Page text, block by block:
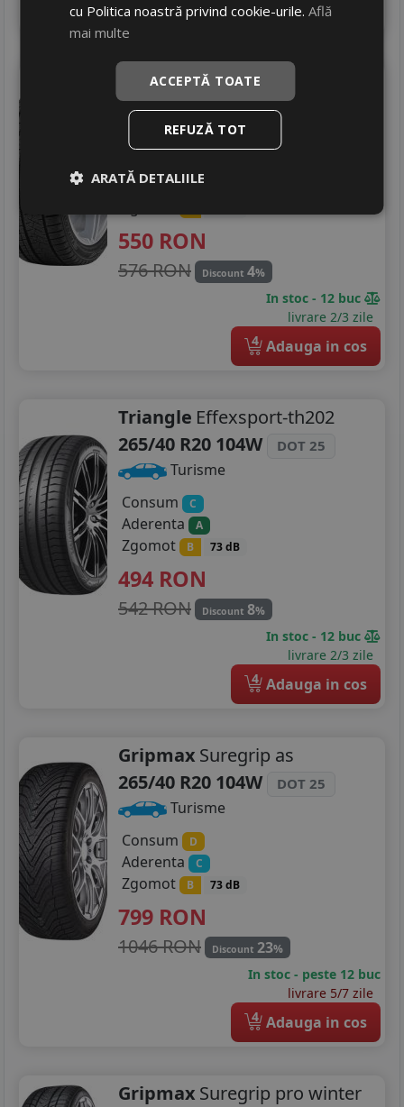
Adauga in cos
TrianglePl02
265/40 R20 104V DOT 25
Turisme
Aderenta C
550 RON
576 RON Discount 4%
In stoc - 12 buc
livrare 2/3 zile
4 Adauga in cos
Triangle Effexsport-th202
265/40 R20 104W
DOT 25
Turisme
Consum
C
Aderenta A
Zgomot B 73 dB
494 RON
542 RON Discount 8%
In stoc - 12 buc
livrare 2/3 zile
4 Adauga in cos
Gripmax Suregrip as
265/40 R20 104W
DOT 25
Turisme
Consum
D
Aderenta C
Zgomot B 73 dB
799 RON
1046 RON Discount 23%
In stoc - peste 12 buc
livrare 5/7 zile
4 Adauga in cos
Gripmax Suregrip pro winter
cu Politica noastră privind cookie-urile.Află
mai multe
ACCEPTĂ TOATE
REFUZĂ TOT
ARATĂ DETALIILE